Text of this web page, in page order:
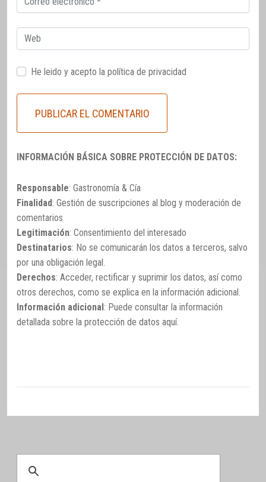
electrónico
Web
He leido y acepto la política de privacidad
INFORMACIÓN BÁSICA SOBRE PROTECCIÓN DE DATOS:
Responsable: Gastronomía & Cía
Finalidad: Gestión de suscripciones al blog y moderación de
comentarios
Legitimación: Consentimiento del interesado
Destinatarios: No se comunicarán los datos a terceros, salvo
por una obligación legal.
Derechos: Acceder, rectificar y suprimir los datos, así como
otros derechos, como se explica en la información adicional.
Información adicional: Puede consultar la información
detallada sobre la protección de datos aquí.